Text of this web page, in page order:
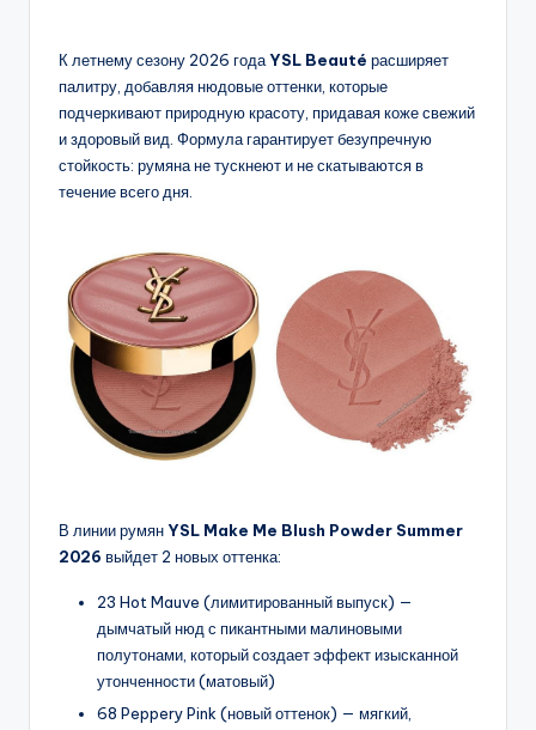
К летнему сезону 2026 годаYSL Beauté расширяет
палитру, добавляя нюдовые оттенки, которые
подчеркивают природную красоту, придавая коже свежий
и здоровый вид. Формула гарантирует безупречную
стойкость: румяна не тускнеют и не скатываются в
течение всего дня.
В линии румянYSL Make Me Blush Powder Summer
2026 выйдет 2 новых оттенка:
23 Hot Mauve (лимитированный выпуск) —
дымчатый нюд с пикантными малиновыми
полутонами, который создает эффект изысканной
утонченности (матовый)
68 Peppery Pink (новый оттенок) — мягкий,